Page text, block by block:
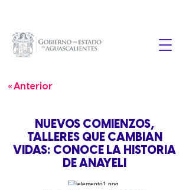
« Anterior
NUEVOS COMIENZOS,
TALLERES QUE CAMBIAN
VIDAS: CONOCE LA HISTORIA
DE ANAYELI